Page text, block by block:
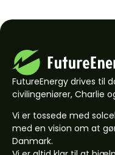
FutureEnergy drives til
civilingeniører, Charlie
Vi er tossede med
med en vision om at
Danmark.